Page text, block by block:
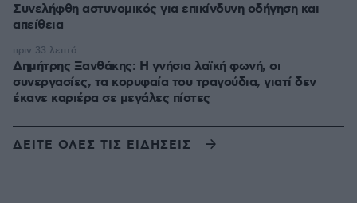
Συνελήφθη αστυνομικός για επικίνδυνη οδήγηση και
απείθεια
Δημήτρης Ξανθάκης: Η γνήσια λαϊκή φωνή, οι
συνεργασίες, τα κορυφαία του τραγούδια, γιατί δεν
έκανε καριέρα σε μεγάλες πίστες
πριν 33 λεπτά
ΔΕΙΤΕ ΟΛΕΣ ΤΙΣ ΕΙΔΗΣΕΙΣ